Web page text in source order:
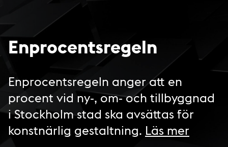
Enprocentsregeln
Enprocentsregeln anger att en
procent vid ny-, om- och tillbyggnad
i Stockholm stad ska avsättas för
konstnärlig gestaltning. Läs mer